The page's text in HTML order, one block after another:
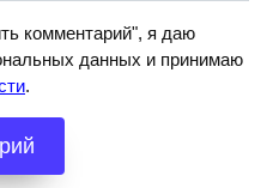
комментарий", я даю
данных и принимаю
.